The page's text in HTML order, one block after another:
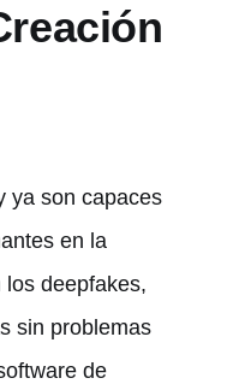
ya son capaces
en la
deepfakes,
sin problemas
de